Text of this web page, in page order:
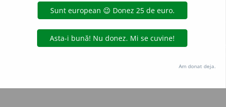
Copyright © 2004-2026 dexonline (https://dexonline.ro)
datelor de pe acest site, inclusiv prin orice metode de extragere automată
nostru prealabil scris, cu excepția seturilor de date oferite oficial spre utilizare
Hosterion
Am donat deja.